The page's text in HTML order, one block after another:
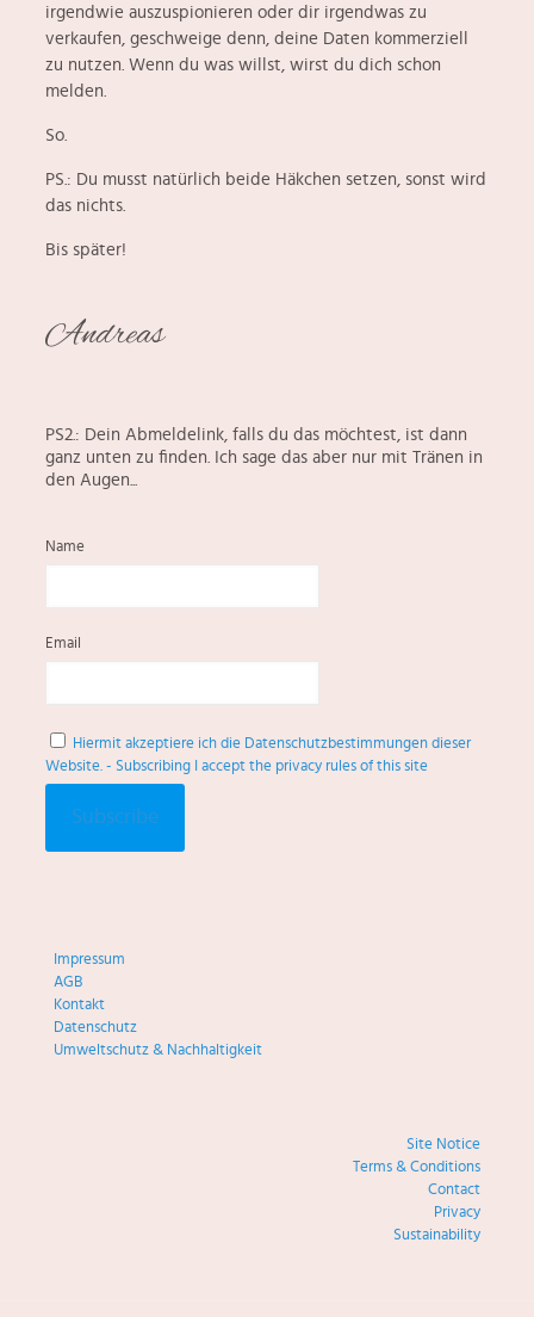
irgendwie ​auszuspionieren oder dir irgendwas zu
verkaufen, geschweige denn, deine Daten kommerziell
zu nutzen. Wenn du was willst, wirst du dich schon
melden. ​
So.
PS.: ​Du musst natürlich beide Häkchen setzen, sonst wird
das nichts.
Bis später!
​Andreas
PS2.: Dein Abmeldelink, falls du das möchtest, ist dann
ganz unten zu finden. Ich sage das aber nur mit Tränen in
den Augen...
Name
Email
Hiermit akzeptiere ich die Datenschutzbestimmungen dieser
Website. - Subscribing I accept the privacy rules of this site
Impressum
AGB
Kontakt
Datenschutz
Umweltschutz & Nachhaltigkeit
Site Notice
Terms & Conditions
Contact
Privacy
Sustainability